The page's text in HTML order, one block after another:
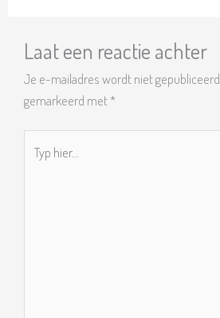
Laat een reactie achter
Je e-mailadres wordt niet gepubliceerd.
gemarkeerd met*
hier...